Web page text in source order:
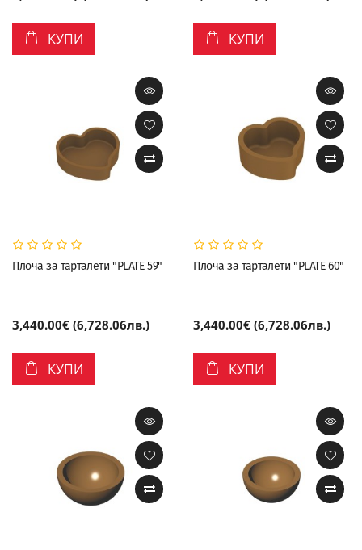
КУПИ КУПИ
Плоча за тарталети "PLATE 59"
3,440.00€ (6,728.06лв.)
КУПИ
Плоча за тарталети "PLATE 60"
3,440.00€ (6,728.06лв.)
КУПИ